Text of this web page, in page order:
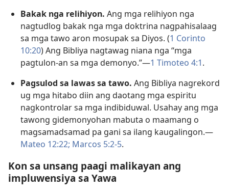
Bakak nga relihiyon. Ang mga relihiyon nga
nagtudlog bakak nga mga doktrina nagpahisalaag
sa mga tawo aron mosupak sa Diyos. (1 Corinto
10:20) Ang Bibliya nagtawag niana nga “mga
pagtulon-an sa mga demonyo.”—1 Timoteo 4:1.
Pagsulod sa lawas sa tawo. Ang Bibliya nagrekord
ug mga hitabo diin ang daotang mga espiritu
nagkontrolar sa mga indibiduwal. Usahay ang mga
tawong gidemonyohan mabuta o maamang o
magsamadsamad pa gani sa ilang kaugalingon.—
Mateo 12:22; Marcos 5:2-5.
Kon sa unsang paagi malikayan ang
impluwensiya sa Yawa